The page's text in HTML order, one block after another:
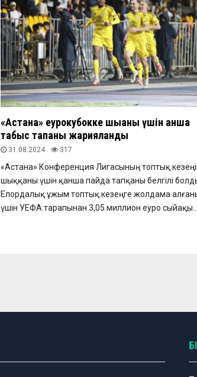
«Астана» еурокубокке шыққаны үшін қанша
табыс тапқаны жарияланды
31.08.2024 317
«Астана» Конференция Лигасының топтық
шыққаны үшін қанша пайда тапқаны белгілі
Елордалық ұжым топтық кезеңге жолдама
үшін УЕФА тарапынан 3,05 миллион еуро сыйақы...